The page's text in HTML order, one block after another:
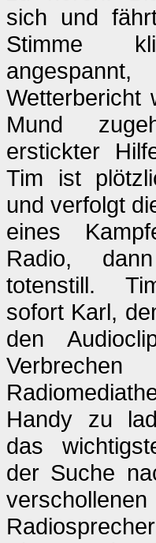
sich und
Stimme
Wetterbericht
Mund
erstickter
Tim ist
und verfolgt
eines
Radio,
totenstill.
sofort Karl,
den
Handy zu
das
der Suche
verschollenen